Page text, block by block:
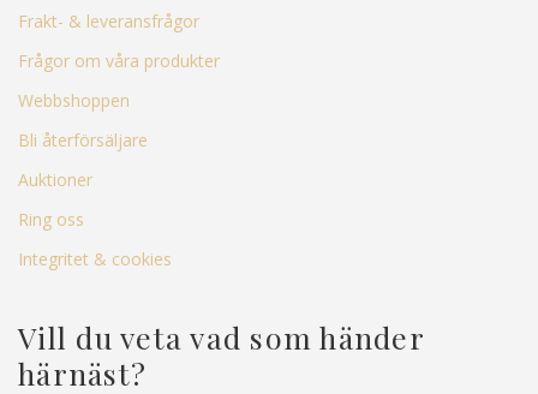
Frakt- & leveransfrågor
Frågor om våra produkter
Webbshoppen
Bli återförsäljare
Auktioner
Ring oss
Integritet & cookies
Vill du veta vad som händer
härnäst?